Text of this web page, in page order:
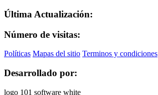
Última Actualización:
Número de visitas:
Políticas Mapas del sitio Terminos y condiciones
Desarrollado por: